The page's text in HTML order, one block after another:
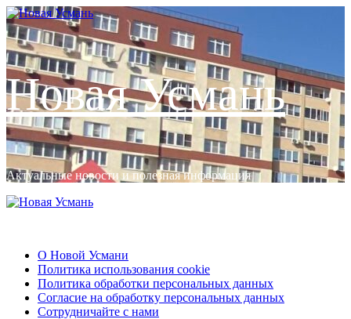
Перейти
к
содержимому
Новая Усмань
Актуальные новости и полезная информация
Основное
О Новой Усмани
Политика использования cookie
Политика обработки персональных данных
Согласие на обработку персональных данных
Сотрудничайте с нами